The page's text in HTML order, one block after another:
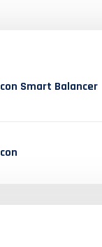
Smart Balancer